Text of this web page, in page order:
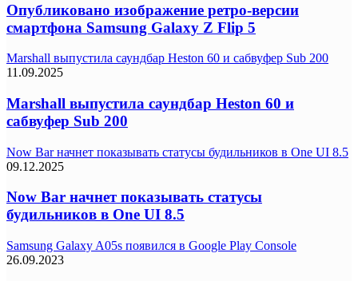
Опубликовано изображение ретро-версии
смартфона Samsung Galaxy Z Flip 5
Marshall выпустила саундбар Heston 60 и сабвуфер Sub 200
11.09.2025
Marshall выпустила саундбар Heston 60 и
сабвуфер Sub 200
Now Bar начнет показывать статусы будильников в One UI 8.5
09.12.2025
Now Bar начнет показывать статусы
будильников в One UI 8.5
Samsung Galaxy A05s появился в Google Play Console
26.09.2023